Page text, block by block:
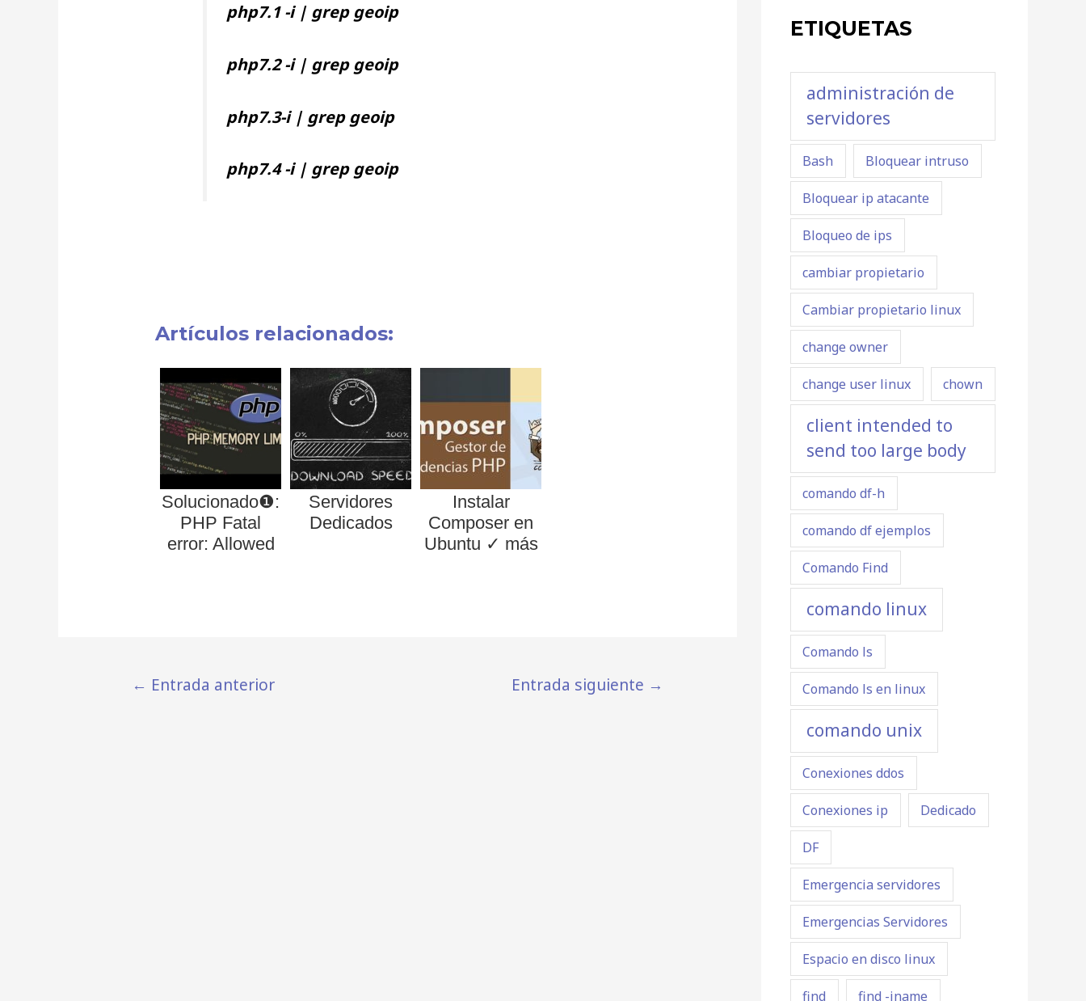
php7.1 -i | grep geoip
php7.2 -i | grep geoip
php7.3-i | grep geoip
php7.4 -i | grep geoip
Artículos relacionados:
Solucionado❶:
PHP Fatal
error: Allowed
Servidores
Dedicados
Instalar
Composer en
Ubuntu ✓ más
← Entrada anterior Entrada siguiente →
ETIQUETAS
administración de
servidores
Bash Bloquear intruso
Bloquear ip atacante
Bloqueo de ips
cambiar propietario
Cambiar propietario linux
change owner
change user linux chown
client intended to
send too large body
comando df-h
comando df ejemplos
Comando Find
comando linux
Comando ls
Comando ls en linux
comando unix
Conexiones ddos
Conexiones ip Dedicado
DF
Emergencia servidores
Emergencias Servidores
Espacio en disco linux
find find -iname